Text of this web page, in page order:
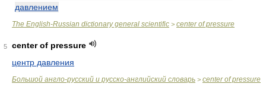
давлением
The English-Russian dictionary general scientific > center of pressure
5
center of pressure
центр давления
Большой англо-русский и русско-английский словарь > center of pressure